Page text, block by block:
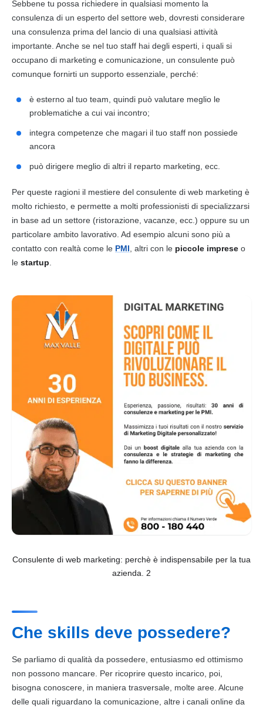
Sebbene tu possa richiedere in qualsiasi momento la
consulenza di un esperto del settore web, dovresti considerare
una consulenza prima del lancio di una qualsiasi attività
importante. Anche se nel tuo staff hai degli esperti, i quali si
occupano di marketing e comunicazione, un consulente può
comunque fornirti un supporto essenziale, perché:
è esterno al tuo team, quindi può valutare meglio le
problematiche a cui vai incontro;
integra competenze che magari il tuo staff non possiede
ancora
può dirigere meglio di altri il reparto marketing , ecc.
Per queste ragioni il mestiere del consulente di web marketing è
molto richiesto, e permette a molti professionisti di specializzarsi
in base ad un settore (ristorazione, vacanze, ecc.) oppure su un
particolare ambito lavorativo. Ad esempio alcuni sono più a
contatto con realtà come le PMI , altri con le piccole imprese o
le startup
Consulente di web marketing: perchè è indispensabile per la tua
azienda. 2
Che skills deve possedere?
Se parliamo di qualità da possedere, entusiasmo ed ottimismo
non possono mancare. Per ricoprire questo incarico, poi,
bisogna conoscere, in maniera trasversale, molte aree. Alcune
delle quali riguardano la comunicazione, altre i canali online da